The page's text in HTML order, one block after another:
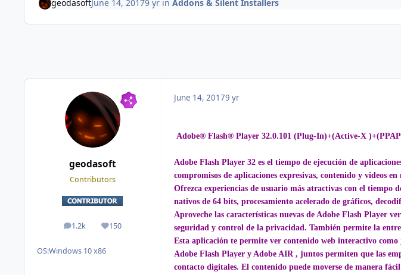
geodasoftJune 14, 20179 yrin Addons & Silent Installers
geodasoft
Contributors
1.2k
posts 150
Reputation
OS:Windows 10 x86
June 14, 20179 yr
Adobe® Flash® Player 32.0.101 (Plug-In)+(Active-X
Adobe Flash Player 32 es el tiempo de ejecución de
compromisos de aplicaciones expresivas, contenido y videos
Ofrezca experiencias de usuario más atractivas con el tiempo
nativos de 64 bits, procesamiento acelerado de gráficos,
Aproveche las características nuevas de Adobe Flash Player
seguridad y control de la privacidad. También permite la
Esta aplicación te permite ver contenido web interactivo como
Adobe Flash Player y Adobe AIR , juntos permiten que las
contacto digitales. El contenido puede moverse de manera